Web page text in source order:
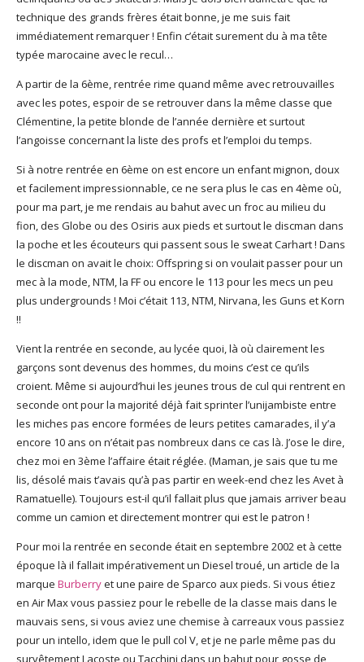
technique des grands frères était bonne, je me suis fait
immédiatement remarquer ! Enfin c’était surement du à ma tête
typée marocaine avec le recul…
A partir de la 6ème, rentrée rime quand même avec retrouvailles
avec les potes, espoir de se retrouver dans la même classe que
Clémentine, la petite blonde de l’année dernière et surtout
l’angoisse concernant la liste des profs et l’emploi du temps.
Si à notre rentrée en 6ème on est encore un enfant mignon, doux
et facilement impressionnable, ce ne sera plus le cas en 4ème où,
pour ma part, je me rendais au bahut avec un froc au milieu du
fion, des Globe ou des Osiris aux pieds et surtout le discman dans
la poche et les écouteurs qui passent sous le sweat Carhart ! Dans
le discman on avait le choix: Offspring si on voulait passer pour un
mec à la mode, NTM, la FF ou encore le 113 pour les mecs un peu
plus undergrounds ! Moi c’était 113, NTM, Nirvana, les Guns et Korn
!!
Vient la rentrée en seconde, au lycée quoi, là où clairement les
garçons sont devenus des hommes, du moins c’est ce qu’ils
croient. Même si aujourd’hui les jeunes trous de cul qui rentrent en
seconde ont pour la majorité déjà fait sprinter l’unijambiste entre
les miches pas encore formées de leurs petites camarades, il y’a
encore 10 ans on n’était pas nombreux dans ce cas là. J’ose le dire,
chez moi en 3ème l’affaire était réglée. (Maman, je sais que tu me
lis, désolé mais t’avais qu’à pas partir en week-end chez les Avet à
Ramatuelle). Toujours est-il qu’il fallait plus que jamais arriver beau
comme un camion et directement montrer qui est le patron !
Pour moi la rentrée en seconde était en septembre 2002 et à cette
époque là il fallait impérativement un Diesel troué, un article de la
marque Burberryet une paire de Sparco aux pieds. Si vous étiez
en Air Max vous passiez pour le rebelle de la classe mais dans le
mauvais sens, si vous aviez une chemise à carreaux vous passiez
pour un intello, idem que le pull col V, et je ne parle même pas du
survêtement Lacoste ou Tacchini dans un bahut pour gosse de